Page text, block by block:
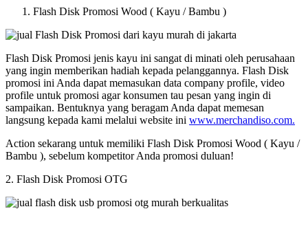
Flash Disk Promosi Wood ( Kayu / Bambu )
Flash Disk Promosi jenis kayu ini sangat di minati oleh perusahaan
yang ingin memberikan hadiah kepada pelanggannya. Flash Disk
promosi ini Anda dapat memasukan data company profile, video
profile untuk promosi agar konsumen tau pesan yang ingin di
sampaikan. Bentuknya yang beragam Anda dapat memesan
langsung kepada kami melalui website ini www.merchandiso.com.
Action sekarang untuk memiliki Flash Disk Promosi Wood ( Kayu /
Bambu ), sebelum kompetitor Anda promosi duluan!
2. Flash Disk Promosi OTG